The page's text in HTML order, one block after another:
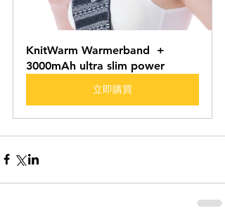
KnitWarm Warmerband  +
3000mAh ultra slim power
立即購買